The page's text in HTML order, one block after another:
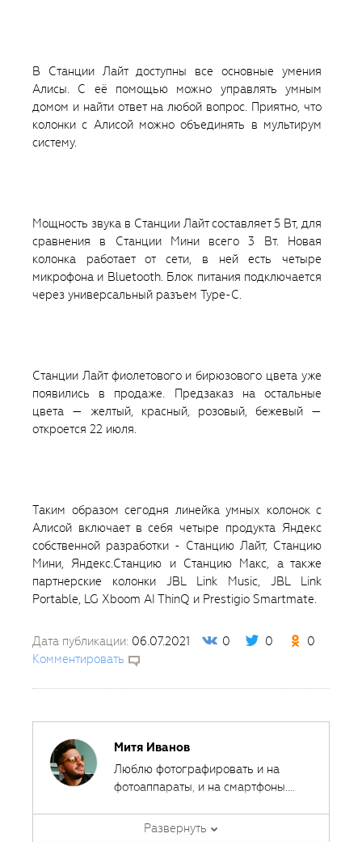
В Станции Лайт доступны все основные умения
Алисы. С её помощью можно управлять умным
домом и найти ответ на любой вопрос. Приятно, что
колонки с Алисой можно объединять в мультирум
систему.
Мощность звука в Станции Лайт составляет 5 Вт, для
сравнения в Станции Мини всего 3 Вт. Новая
колонка работает от сети, в ней есть четыре
микрофона и Bluetooth. Блок питания подключается
через универсальный разъем Type-C.
Станции Лайт фиолетового и бирюзового цвета уже
появились в продаже. Предзаказ на остальные
цвета — желтый, красный, розовый, бежевый —
откроется 22 июля.
Таким образом сегодня линейка умных колонок с
Алисой включает в себя четыре продукта Яндекс
собственной разработки - Станцию Лайт, Станцию
Мини, Яндекс.Станцию и Станцию Макс, а также
партнерские колонки JBL Link Music, JBL Link
Portable, LG Xboom AI ThinQ и Prestigio Smartmate.
Дата публикации: 06.07.2021 0 0
0
Комментировать
Митя Иванов
Люблю фотографировать и на
фотоаппараты, и на смартфоны.
которая всегда с собой.
Автор курсов и эксперт
Fotoshkola.net
Развернуть